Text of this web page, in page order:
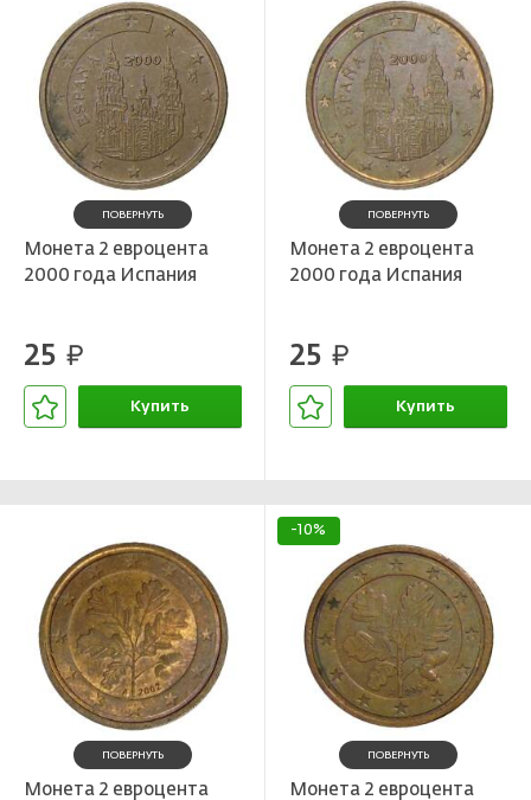
ПОВЕРНУТЬ
Монета 2 евроцента
2000 года Испания
25 руб.
Купить
ПОВЕРНУТЬ
Монета 2 евроцента
2000 года Испания
25 руб.
Купить
ПОВЕРНУТЬ
Монета 2 евроцента
-10%
ПОВЕРНУТЬ
Монета 2 евроцента